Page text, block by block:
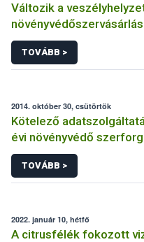
Változik a
engedélyekkel
szabályozás
TOVÁBB >
2014. október 30, csütörtök
Kötelező
évi növényvédő
TOVÁBB >
2022. január 10, hétfő
A citrusfélék fokozott